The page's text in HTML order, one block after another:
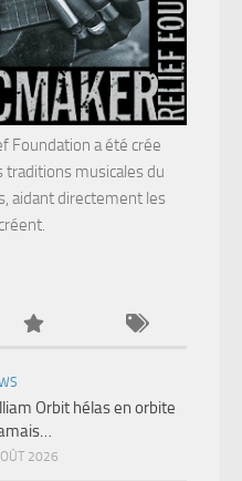
Foundation a été crée
traditions musicales du
aidant directement les
Orbit hélas en orbite
2026